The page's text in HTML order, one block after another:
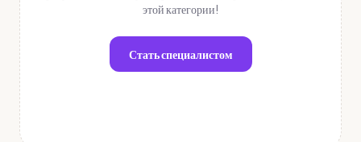
этой категории!
Стать специалистом